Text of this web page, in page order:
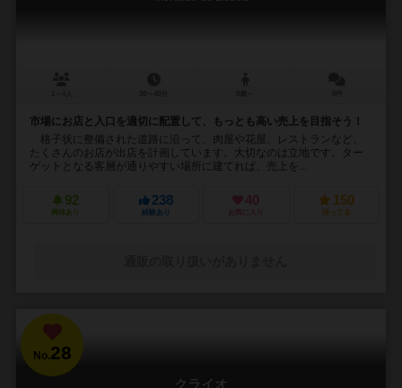
市場にお店と入口を適切に配置して、もっとも高い売上を目指そう！
格子状に整備された道路に沿って、肉屋や花屋、レストランなど、
たくさんのお店が出店を計画しています。大切なのは立地です。ター
ゲットとなる客層が通りやすい場所に建てれば、売上を...
92
興味あり
238
経験あり
40
お気に入り
150
持ってる
No.28
クライオ